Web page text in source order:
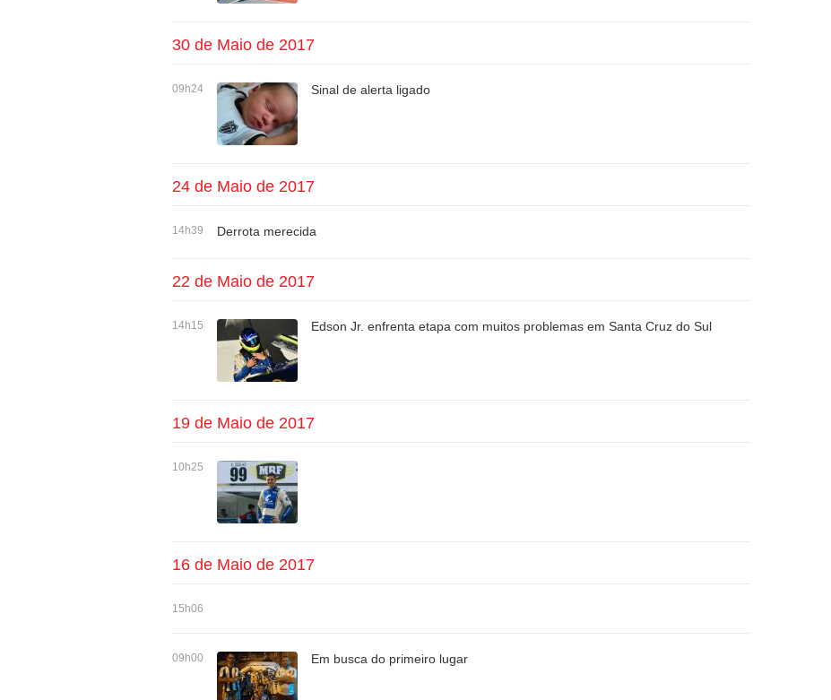
30 de Maio de 2017
09h24 Sinal de alerta ligado
24 de Maio de 2017
14h39 Derrota merecida
22 de Maio de 2017
14h15 Edson Jr. enfrenta etapa com muitos problemas em Santa Cruz do Sul
19 de Maio de 2017
10h25
16 de Maio de 2017
15h06
09h00 Em busca do primeiro lugar